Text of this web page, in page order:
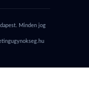
Minden jog